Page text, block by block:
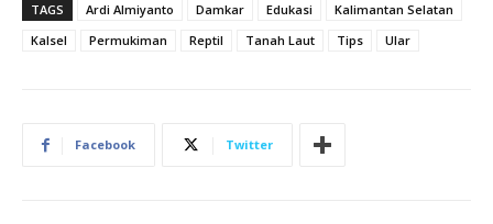
TAGS Ardi Almiyanto Damkar Edukasi
Kalimantan Selatan
Kalsel
Permukiman Reptil Tanah Laut Tips Ular
Facebook Twitter